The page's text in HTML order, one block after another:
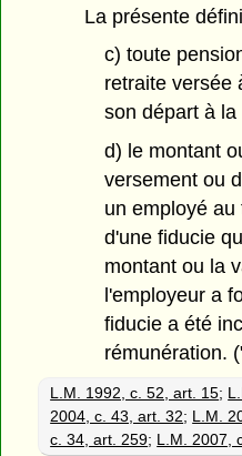
La présente
c) toute
retraite versée
son départ à la
d) le montant
versement ou
un employé au
d'une fiducie
montant ou la
l'employeur a
fiducie a été
rémunération.
L.M. 1992, c. 52, art. 15;
2004, c. 43, art. 32; L.M.
c. 34, art. 259; L.M. 2007,